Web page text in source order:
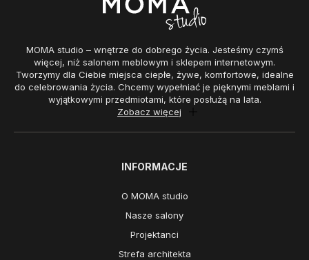
MOMA studio – wnętrze do dobrego życia. Jesteśmy czymś
więcej, niż salonem meblowym i sklepem internetowym.
Tworzymy dla Ciebie miejsca ciepłe, żywe, komfortowe, idealne
do celebrowania życia. Chcemy wypełniać je pięknymi meblami i
wyjątkowymi przedmiotami, które posłużą na lata.
Zobacz więcej
INFORMACJE
O MOMA studio
Nasze salony
Projektanci
Strefa architekta